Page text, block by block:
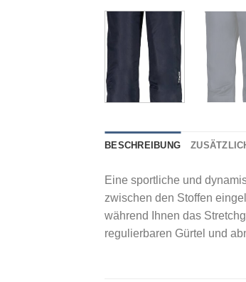
BESCHREIBUNG
Eine sportliche und
zwischen den Stoffen
während Ihnen das
regulierbaren Gürtel und